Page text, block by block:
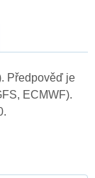
Předpověď je
ECMWF).